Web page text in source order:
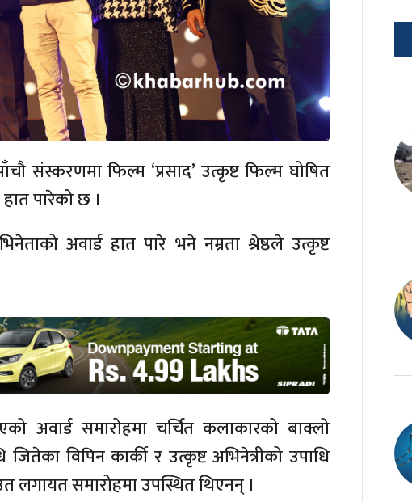
संस्करणमा फिल्म ‘प्रसाद’ उत्कृष्ट फिल्म घोषित
पारेको छ ।
अवार्ड हात पारे भने नम्रता श्रेष्ठले उत्कृष्ट
अवार्ड समारोहमा चर्चित कलाकारको बाक्लो
विपिन कार्की र उत्कृष्ट अभिनेत्रीको उपाधि
लगायत समारोहमा उपस्थित थिएनन् ।